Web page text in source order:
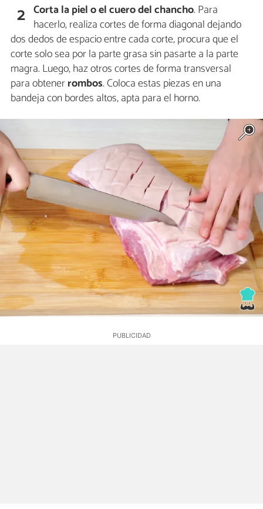
2 Corta la pielo el cuero del chancho. Para
hacerlo, realiza cortes de forma diagonal dejando
dos dedos de espacio entre cada corte, procura que el
corte solo sea por la parte grasa sin pasarte a la parte
magra. Luego, haz otros cortes de forma transversal
para obtenerrombos. Coloca estas piezas en una
bandeja con bordes altos, apta para el horno.